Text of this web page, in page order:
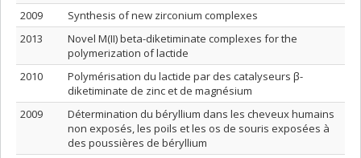
2009
Synthesis of new zirconium complexes
2013
Novel M(II) beta-diketiminate complexes for the
polymerization of lactide
2010
Polymérisation du lactide par des catalyseurs β-
diketiminate de zinc et de magnésium
2009
Détermination du béryllium dans les cheveux humains
non exposés, les poils et les os de souris exposées à
des poussières de béryllium